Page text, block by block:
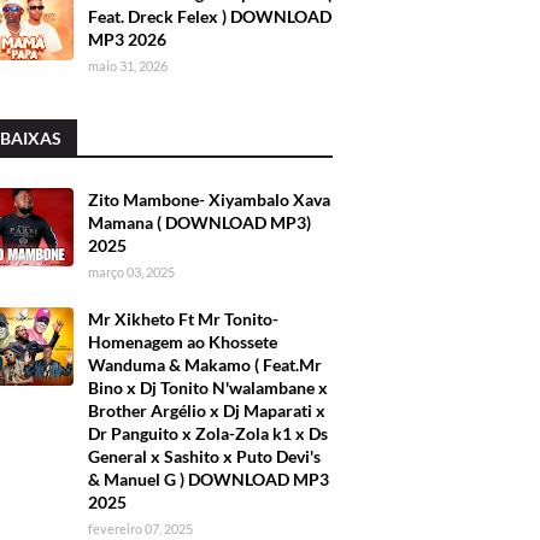
Feat. Dreck Felex ) DOWNLOAD
MP3 2026
maio 31, 2026
Zito Mambone- Xiyambalo Xava
Mamana ( DOWNLOAD MP3)
2025
março 03, 2025
Mr Xikheto Ft Mr Tonito-
Homenagem ao Khossete
Wanduma & Makamo ( Feat.Mr
Bino x Dj Tonito N'walambane x
Brother Argélio x Dj Maparati x
Dr Panguito x Zola-Zola k1 x Ds
General x Sashito x Puto Devi's
& Manuel G ) DOWNLOAD MP3
2025
fevereiro 07, 2025